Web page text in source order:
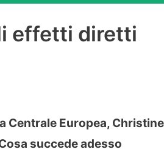
effetti diretti
Centrale Europea, Christine
succede adesso